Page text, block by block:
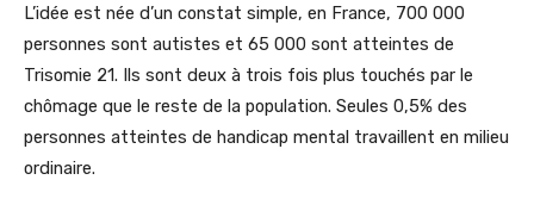
L’idée est née d’un constat simple, en France, 700 000
personnes sont autistes et 65 000 sont atteintes de
Trisomie 21. Ils sont deux à trois fois plus touchés par le
chômage que le reste de la population. Seules 0,5% des
personnes atteintes de handicap mental travaillent en milieu
ordinaire.